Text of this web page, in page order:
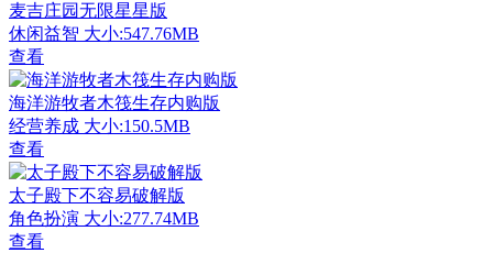
麦吉庄园无限星星版
休闲益智 大小:547.76MB
查看
海洋游牧者木筏生存内购版
经营养成 大小:150.5MB
查看
太子殿下不容易破解版
角色扮演 大小:277.74MB
查看